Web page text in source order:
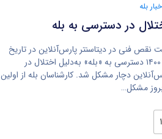
بله
در دسترسی به بله
نقص فنی در دیتاسنتر پارس‌آنلاین در تاریخ
۲۰ فروردین ۱۴۰۰ دسترسی به «بله» به‌دلیل اختلال در
دچار مشکل شد. کارشناسان بله از اولین
مشکل…